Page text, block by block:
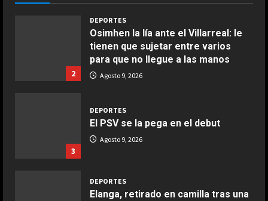
Ensalada de espinacas deliciosa
COCINA
Boquerones fritos en freidora de
2
DEPORTES
Osimhen la lía ante el Villarreal: le
tienen que sujetar entre varios
para que no llegue a las manos
Agosto 9, 2026
3
DEPORTES
El PSV se la pega en el debut
Agosto 9, 2026
DEPORTES
Elanga, retirado en camilla tras una